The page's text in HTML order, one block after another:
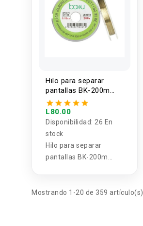
Hilo para separar
pantallas BK-200m
0.08mm BAKU
L80.00
Disponibilidad:26 En
stock
Hilo para separar
pantallas BK-200m
Mostrando 1-20 de 359 artículo(s)